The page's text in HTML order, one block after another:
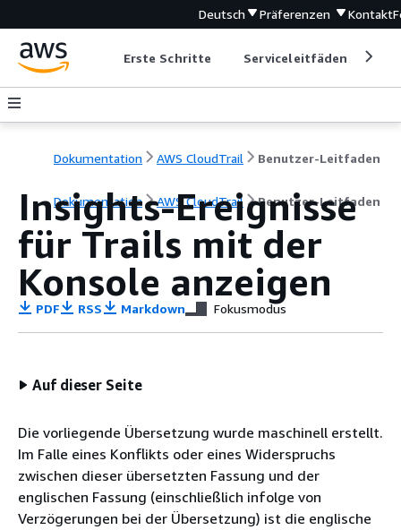
Deutsch Präferenzen Kontakt
Erste Schritte Serviceleitfäden
Dokumentation AWS CloudTrail Benutzer-Leitfaden
Dokumentation AWS CloudTrail Benutzer-Leitfaden
Insights-Ereignisse
für Trails mit der
Konsole anzeigen
PDF RSS Markdown Fokusmodus
Auf dieser Seite
Die vorliegende Übersetzung wurde maschinell erstellt.
Im Falle eines Konflikts oder eines Widerspruchs
zwischen dieser übersetzten Fassung und der
englischen Fassung (einschließlich infolge von
Verzögerungen bei der Übersetzung) ist die englische